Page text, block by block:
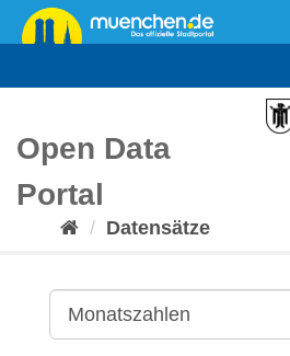
Überspringen
zum
Open Data
Portal
Datensätze